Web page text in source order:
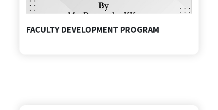
FACULTY DEVELOPMENT PROGRAM